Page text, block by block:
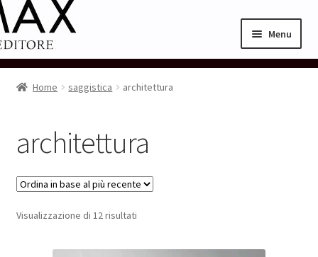
Vai
alla
navigazione
Vai
al
contenuto
Menu
Home
Checkout
My Account
Pagina di esempio.
Home saggistica architettura
architettura
Visualizzazione di 12 risultatiOrdina